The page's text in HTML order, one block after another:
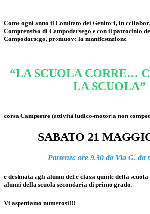
Come ogni anno il Comitato dei Genitori, in
Comprensivo di Campodarsego e con il patrocinio
Campodarsego, promuove la manifestazione
“LA SCUOLA CORRE…
LA SCUOLA”
corsa Campestre (attività ludico-motoria non
SABATO 21
Partenza ore 9.30 da Via G. da
e destinata agli alunni delle classi quinte della
alunni della scuola secondaria di primo grado.
Vi aspettiamo numerosi!!!